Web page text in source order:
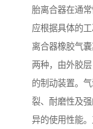
胎离合器在通
应根据具体的
离合器橡胶气
两种，由外胶
的制动装置。
裂、耐磨性及
异的使用性能